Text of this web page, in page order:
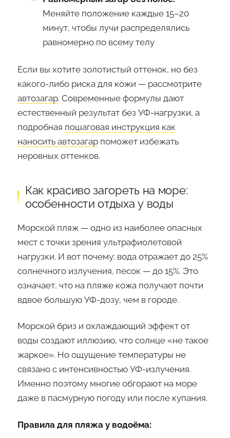
Меняйте положение каждые 15–20
минут, чтобы лучи распределялись
равномерно по всему телу
Если вы хотите золотистый оттенок, но без
какого-либо риска для кожи — рассмотрите
автозагар. Современные формулы дают
естественный результат без УФ-нагрузки, а
подробная пошаговая инструкция как
наносить автозагар поможет избежать
неровных оттенков.
Как красиво загореть на море:
особенности отдыха у воды
Морской пляж — одно из наиболее опасных
мест с точки зрения ультрафиолетовой
нагрузки. И вот почему: вода отражает до 25%
солнечного излучения, песок — до 15%. Это
означает, что на пляже кожа получает почти
вдвое большую УФ-дозу, чем в городе.
Морской бриз и охлаждающий эффект от
воды создают иллюзию, что солнце «не такое
жаркое». Но ощущение температуры не
связано с интенсивностью УФ-излучения.
Именно поэтому многие обгорают на море
даже в пасмурную погоду или после купания.
Правила для пляжа у водоёма: